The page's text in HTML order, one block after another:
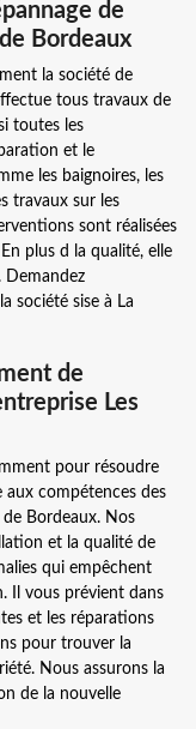
de
Bordeaux
la société de
tous travaux de
toutes les
et le
les baignoires, les
travaux sur les
sont réalisées
plus d la qualité, elle
Demandez
société sise à La
de
Les
pour résoudre
aux compétences des
Bordeaux. Nos
et la qualité de
qui empêchent
Il vous prévient dans
et les réparations
pour trouver la
Nous assurons la
de la nouvelle